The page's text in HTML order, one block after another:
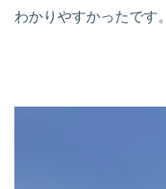
わかりやすかったです。